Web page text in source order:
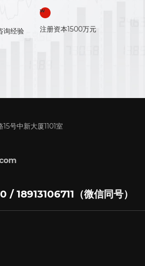
体系
》。
询经验
W
注册资本1500万元
号中新大厦1101室
18913106711（微信同号）